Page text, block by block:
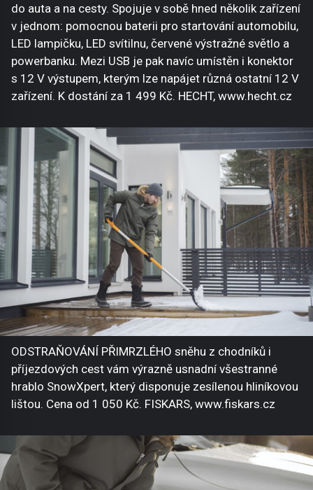
do auta a na cesty. Spojuje v sobě hned několik zařízení
v jednom: pomocnou baterii pro startování automobilu,
LED lampičku, LED svítilnu, červené výstražné světlo a
powerbanku. Mezi USB je pak navíc umístěn i konektor
s 12 V výstupem, kterým lze napájet různá ostatní 12 V
zařízení. K dostání za 1 499 Kč. HECHT, www.hecht.cz
ODSTRAŇOVÁNÍ PŘIMRZLÉHO sněhu z chodníků i
příjezdových cest vám výrazně usnadní všestranné
hrablo SnowXpert, který disponuje zesílenou hliníkovou
lištou. Cena od 1 050 Kč. FISKARS, www.fiskars.cz